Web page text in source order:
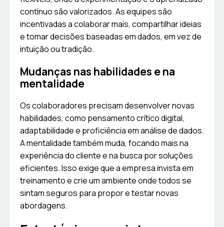
contínuo são valorizados. As equipes são
incentivadas a colaborar mais, compartilhar ideias
e tomar decisões baseadas em dados, em vez de
intuição ou tradição.
Mudanças nas habilidades e na
mentalidade
Os colaboradores precisam desenvolver novas
habilidades, como pensamento crítico digital,
adaptabilidade e proficiência em análise de dados.
A mentalidade também muda, focando mais na
experiência do cliente e na busca por soluções
eficientes. Isso exige que a empresa invista em
treinamento e crie um ambiente onde todos se
sintam seguros para propor e testar novas
abordagens.